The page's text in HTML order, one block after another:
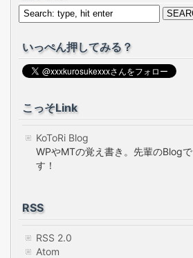
いっぺん押してみる？
こっそLink
KoToRi Blog
WPやMTの覚え書き。先輩のBlogで
す！
RSS
RSS 2.0
Atom